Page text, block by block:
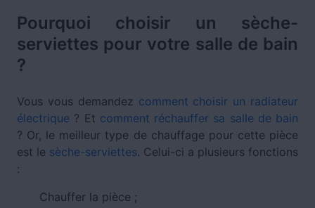
Pourquoi choisir un sèche-
serviettes pour votre salle de bain
?
Vous vous demandez comment choisir un radiateur
électrique ? Et comment réchauffer sa salle de bain
? Or, le meilleur type de chauffage pour cette pièce
est le sèche-serviettes. Celui-ci a plusieurs fonctions
:
Chauffer la pièce ;